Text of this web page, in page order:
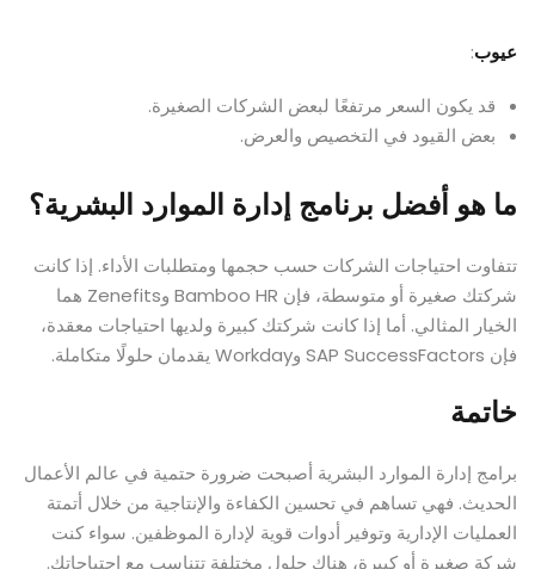
عيوب:
قد يكون السعر مرتفعًا لبعض الشركات الصغيرة.
بعض القيود في التخصيص والعرض.
ما هو أفضل برنامج إدارة الموارد البشرية؟
تتفاوت احتياجات الشركات حسب حجمها ومتطلبات الأداء. إذا كانت
شركتك صغيرة أو متوسطة، فإن Bamboo HR وZenefits هما
الخيار المثالي. أما إذا كانت شركتك كبيرة ولديها احتياجات معقدة،
فإن SAP SuccessFactors وWorkday يقدمان حلولًا متكاملة.
خاتمة
برامج إدارة الموارد البشرية أصبحت ضرورة حتمية في عالم الأعمال
الحديث. فهي تساهم في تحسين الكفاءة والإنتاجية من خلال أتمتة
العمليات الإدارية وتوفير أدوات قوية لإدارة الموظفين. سواء كنت
شركة صغيرة أو كبيرة، هناك حلول مختلفة تتناسب مع احتياجاتك.